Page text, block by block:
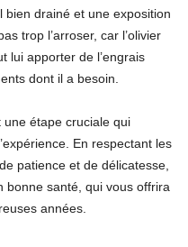
bien drainé et une exposition
trop l’arroser, car l’olivier
lui apporter de l’engrais
dont il a besoin.
une étape cruciale qui
En respectant les
patience et de délicatesse,
bonne santé, qui vous offrira
années.